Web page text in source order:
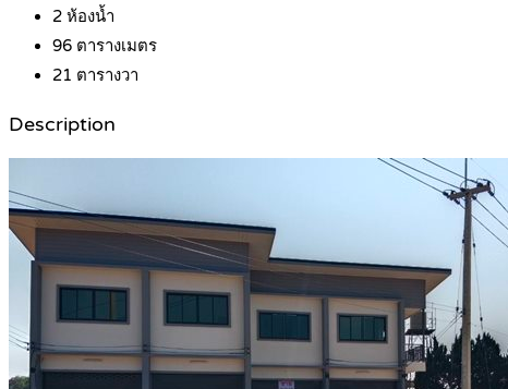
2 ห้องน้ำ
96 ตารางเมตร
21 ตารางวา
Description